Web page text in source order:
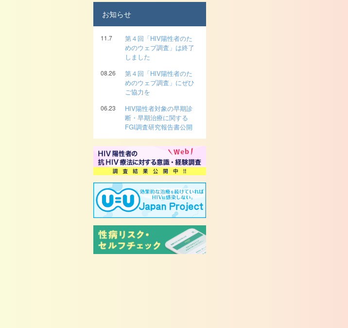
お知らせ
11.7
第４回「HIV陽性者のた
めのウェブ調査」は終了
しました
08.26
第４回「HIV陽性者のた
めのウェブ調査」にぜひ
ご協力を
06.23
HIV陽性者対象の早期診
断・早期治療に関する
FGI調査研究報告書公開